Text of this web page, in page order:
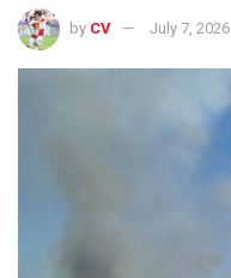
by CV July 7, 2026